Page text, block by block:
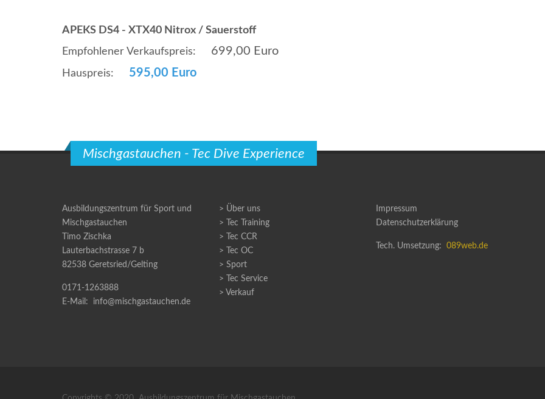
APEKS DS4 - XTX40 Nitrox / Sauerstoff
Empfohlener Verkaufspreis: 699,00 Euro
Hauspreis: 595,00 Euro
Mischgastauchen - Tec Dive Experience
Ausbildungszentrum für Sport und
Mischgastauchen
Timo Zischka
Lauterbachstrasse 7 b
82538 Geretsried/Gelting
0171-1263888
E-Mail: info@mischgastauchen.de
> Über uns
> Tec Training
> Tec CCR
> Tec OC
> Sport
> Tec Service
> Verkauf
Impressum
Datenschutzerklärung
Tech. Umsetzung: 089web.de